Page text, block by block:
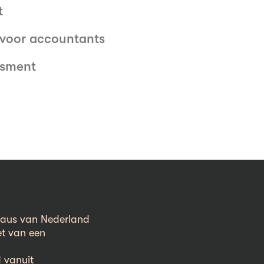
accountants
van Nederland
van een
vanuit